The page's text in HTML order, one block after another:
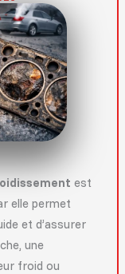
est
elle permet
et d’assurer
une
froid ou